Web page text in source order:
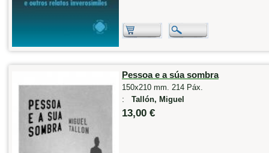
Pessoa e a súa sombra
150x210 mm. 214 Páx.
: Tallón, Miguel
13,00 €